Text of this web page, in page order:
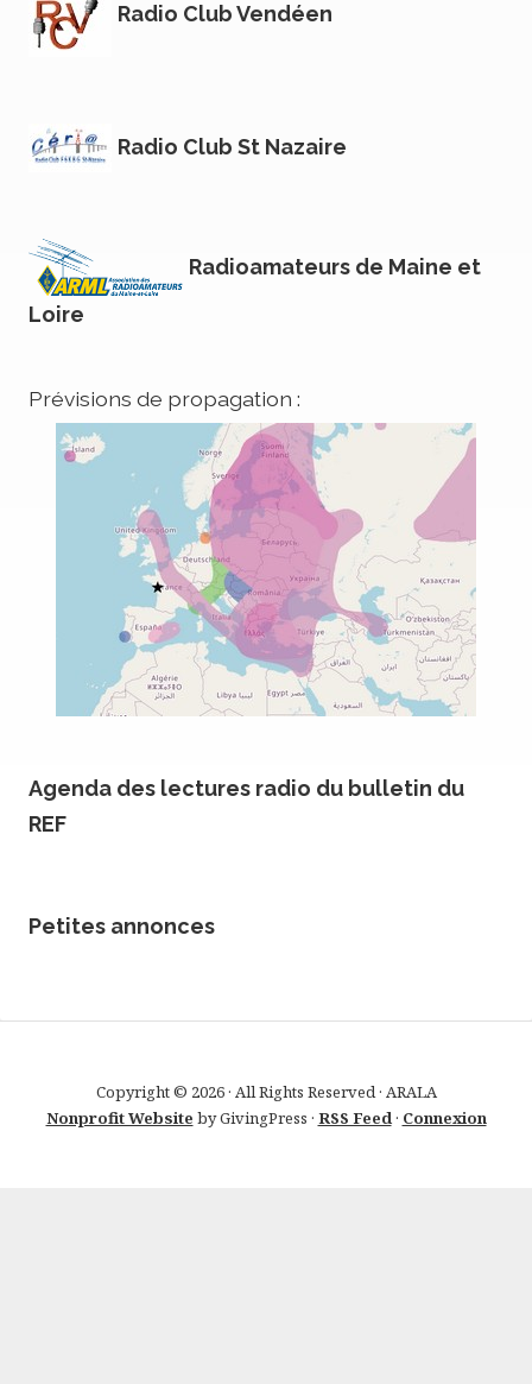
Radio Club Vendéen
Radio Club St Nazaire
Radioamateurs de Maine et
Loire
Prévisions de propagation :
Agenda des lectures radio du bulletin du
REF
Petites annonces
Copyright © 2026 · All Rights Reserved · ARALA
Nonprofit Website by GivingPress · RSS Feed· Connexion